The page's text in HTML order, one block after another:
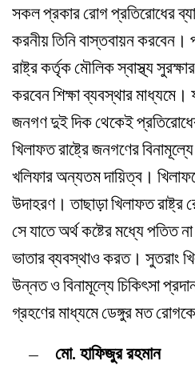
সকল প্রকার রোগ প্রতিরোধের
করনীয় তিনি বাস্তবায়ন করবেন।
রাষ্ট্র কর্তৃক মৌলিক স্বাস্থ্য
করবেন শিক্ষা ব্যবস্থার মাধ্যমে।
জনগণ দুই দিক থেকেই
খিলাফত রাষ্ট্রে জনগণের
খলিফার অন্যতম দায়িত্ব।
উদাহরণ। তাছাড়া খিলাফত
সে যাতে অর্থ কষ্টের মধ্যে পতিত
ভাতার ব্যবস্থাও করত। সুতরাং
উন্নত ও বিনামূল্যে চিকিৎসা
গ্রহণের মাধ্যমে ডেঙ্গুর মত
– মো. হাফিজুর রহমান